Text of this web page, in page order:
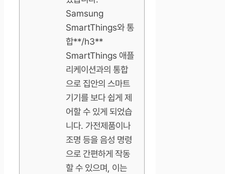
Samsung
SmartThings와 통
합**/h3**
SmartThings 애플
리케이션과의 통합
으로 집안의 스마트
기기를 보다 쉽게 제
어할 수 있게 되었습
니다. 가전제품이나
조명 등을 음성 명령
으로 간편하게 작동
할 수 있으며, 이는